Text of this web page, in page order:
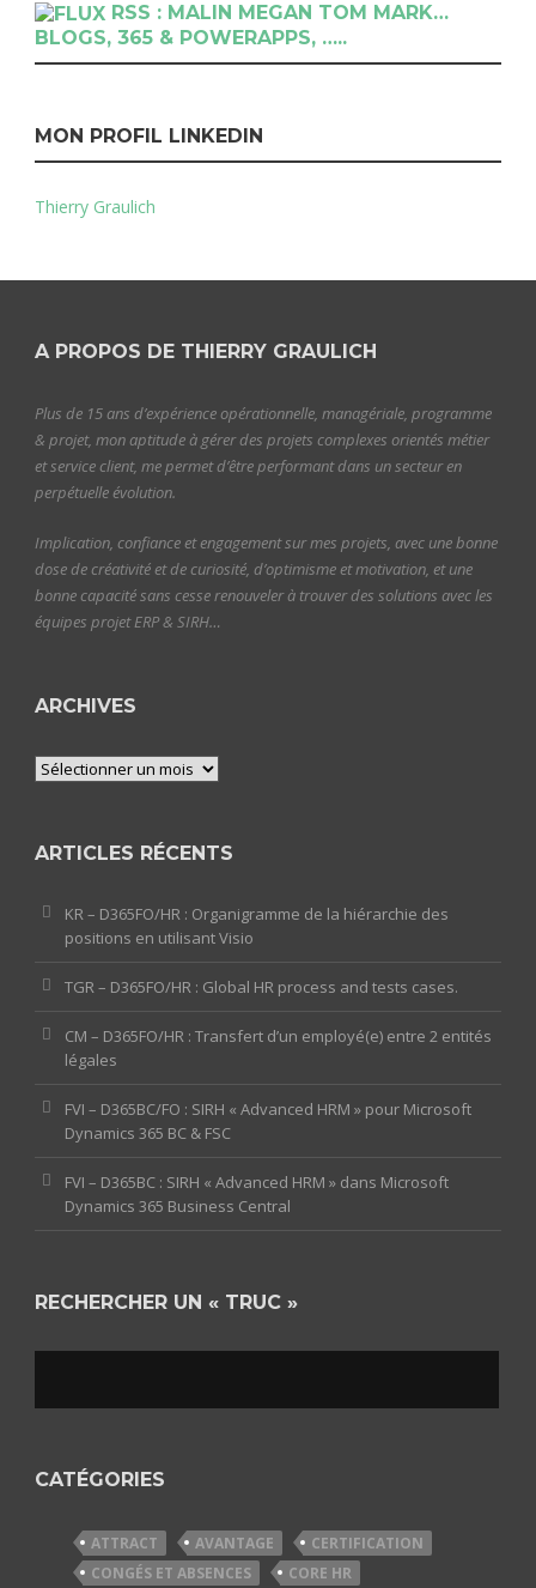
RSS : MALIN MEGAN TOM MARK…
BLOGS, 365 & POWERAPPS, …..
MON PROFIL LINKEDIN
Thierry Graulich
A PROPOS DE THIERRY GRAULICH
Plus de 15 ans d’expérience opérationnelle, managériale, programme
& projet, mon aptitude à gérer des projets complexes orientés métier
et service client, me permet d’être performant dans un secteur en
perpétuelle évolution.
Implication, confiance et engagement sur mes projets, avec une bonne
dose de créativité et de curiosité, d’optimisme et motivation, et une
bonne capacité sans cesse renouveler à trouver des solutions avec les
équipes projet ERP & SIRH…
ARCHIVES
Archives
ARTICLES RÉCENTS
KR – D365FO/HR : Organigramme de la hiérarchie des
positions en utilisant Visio
TGR – D365FO/HR : Global HR process and tests cases.
CM – D365FO/HR : Transfert d’un employé(e) entre 2 entités
légales
FVI – D365BC/FO : SIRH « Advanced HRM » pour Microsoft
Dynamics 365 BC & FSC
FVI – D365BC : SIRH « Advanced HRM » dans Microsoft
Dynamics 365 Business Central
RECHERCHER UN « TRUC »
CATÉGORIES
ATTRACT AVANTAGE
CERTIFICATION
CONGÉS ET ABSENCES
CORE HR